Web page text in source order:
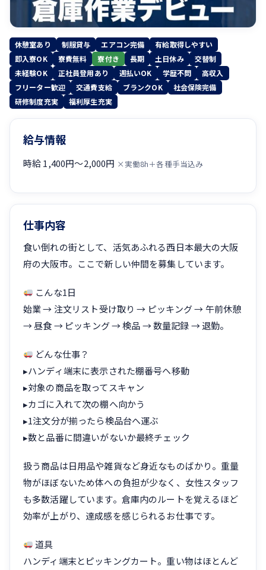
休憩室あり 制服貸与 エアコン完備
有給取得しやすい
即入寮OK
寮費無料 寮付き 長期 土日休み
交替制
未経験OK
正社員登用あり 週払いOK 学歴不問
高収入
フリーター歓迎
交通費支給 ブランクOK
社会保険完備
研修制度充実
福利厚生充実
給与情報
時給 1,400円〜2,000円 ×実働8h＋各種手当込み
仕事内容
食い倒れの街として、活気あふれる西日本最大の大阪
府の大阪市。ここで新しい仲間を募集しています。
こんな1日
始業 → 注文リスト受け取り → ピッキング → 午前休憩
→ 昼食 → ピッキング → 検品 → 数量記録 → 退勤。
どんな仕事？
▸ハンディ端末に表示された棚番号へ移動
▸対象の商品を取ってスキャン
▸カゴに入れて次の棚へ向かう
▸1注文分が揃ったら検品台へ運ぶ
▸数と品番に間違いがないか最終チェック
扱う商品は日用品や雑貨など身近なものばかり。重量
物がほぼないため体への負担が少なく、女性スタッフ
も多数活躍しています。倉庫内のルートを覚えるほど
効率が上がり、達成感を感じられるお仕事です。
道具
ハンディ端末とピッキングカート。重い物はほとんど